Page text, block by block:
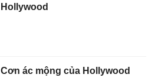
Hollywood
Cơn ác mộng của Hollywood